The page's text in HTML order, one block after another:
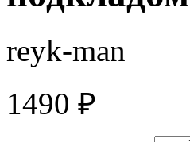
reyk-man
1490 ₽